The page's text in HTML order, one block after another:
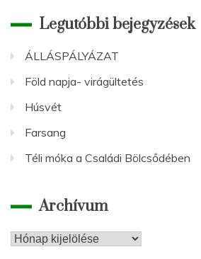
Legutóbbi bejegyzések
ÁLLÁSPÁLYÁZAT
Föld napja- virágültetés
Húsvét
Farsang
Téli móka a Családi Bölcsődében
Archívum
Archívum